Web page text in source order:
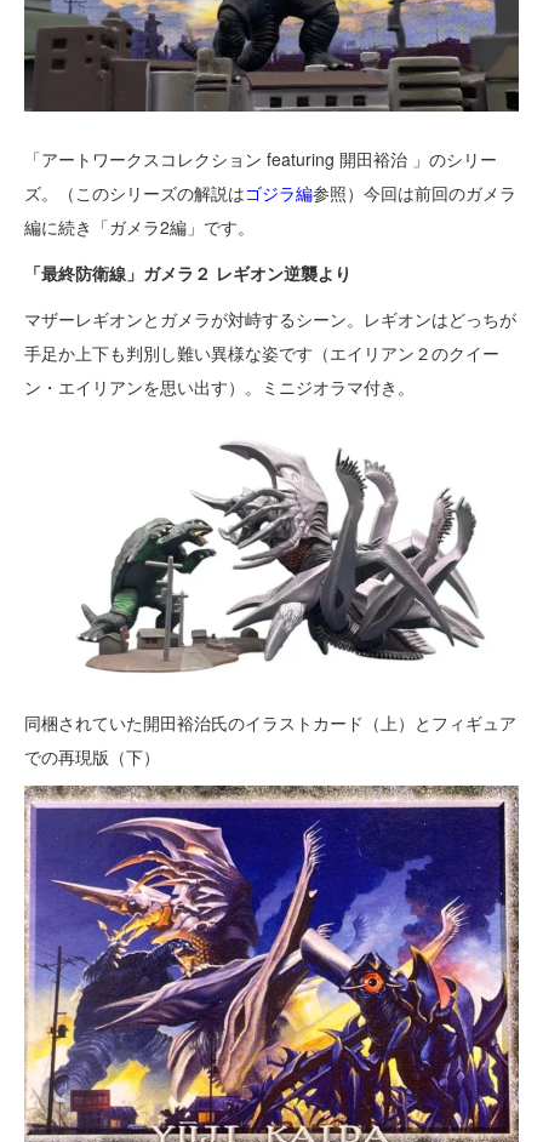
「アートワークスコレクション featuring 開田裕治 」のシリー
ズ。（このシリーズの解説はゴジラ編参照）今回は前回のガメラ
編に続き「ガメラ2編」です。
「最終防衛線」ガメラ２ レギオン逆襲より
マザーレギオンとガメラが対峙するシーン。レギオンはどっちが
手足か上下も判別し難い異様な姿です（エイリアン２のクイー
ン・エイリアンを思い出す）。ミニジオラマ付き。
同梱されていた開田裕治氏のイラストカード（上）とフィギュア
での再現版（下）